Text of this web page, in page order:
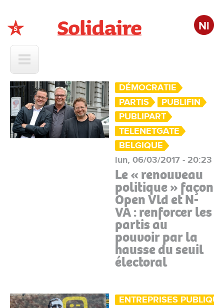
Nl
DÉMOCRATIE
PARTIS
PUBLIFIN
PUBLIPART
TELENETGATE
BELGIQUE
lun, 06/03/2017 - 20:23
Le « renouveau
politique » façon
Open Vld et N-
VA : renforcer les
partis au
pouvoir par la
hausse du seuil
électoral
ENTREPRISES